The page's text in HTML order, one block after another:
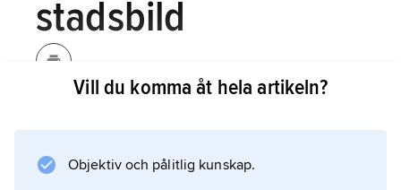
stadsbild
utvecklingen mot vad som under de närmaste
århundradena skulle bli en av
Vill du komma åt hela artikeln?
Objektiv och pålitlig kunskap.